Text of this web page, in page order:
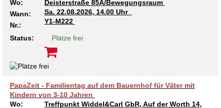
Wo:
Deisterstraße 85A/Bewegungsraum
Wann:
Sa. 22.08.2026, 14.00 Uhr
Nr.:
Y1-M222
Status: Plätze frei
PapaZeit - Familientag auf dem Bauernhof für Väter mit
Kindern von 3-10 Jahren
Wo:
Treffpunkt Widdel&Carl GbR, Auf der Worth 14,